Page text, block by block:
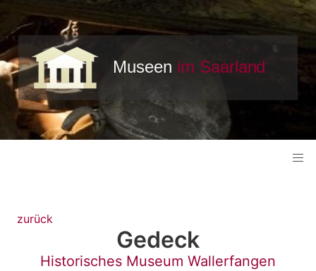
zurück
Gedeck
Historisches Museum Wallerfangen